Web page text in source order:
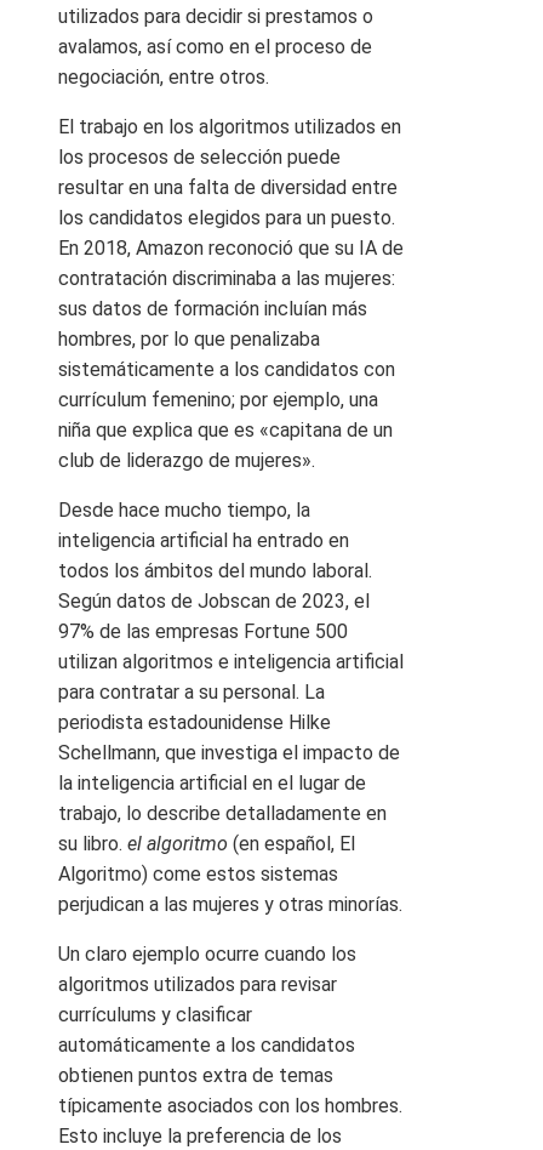
utilizados para decidir si prestamos o
avalamos, así como en el proceso de
negociación, entre otros.
El trabajo en los algoritmos utilizados en
los procesos de selección puede
resultar en una falta de diversidad entre
los candidatos elegidos para un puesto.
En 2018, Amazon reconoció que su IA de
contratación discriminaba a las mujeres:
sus datos de formación incluían más
hombres, por lo que penalizaba
sistemáticamente a los candidatos con
currículum femenino; por ejemplo, una
niña que explica que es «capitana de un
club de liderazgo de mujeres».
Desde hace mucho tiempo, la
inteligencia artificial ha entrado en
todos los ámbitos del mundo laboral.
Según datos de Jobscan de 2023, el
97% de las empresas Fortune 500
utilizan algoritmos e inteligencia artificial
para contratar a su personal. La
periodista estadounidense Hilke
Schellmann, que investiga el impacto de
la inteligencia artificial en el lugar de
trabajo, lo describe detalladamente en
su libro. el algoritmo (en español, El
Algoritmo) come estos sistemas
perjudican a las mujeres y otras minorías.
Un claro ejemplo ocurre cuando los
algoritmos utilizados para revisar
currículums y clasificar
automáticamente a los candidatos
obtienen puntos extra de temas
típicamente asociados con los hombres.
Esto incluye la preferencia de los